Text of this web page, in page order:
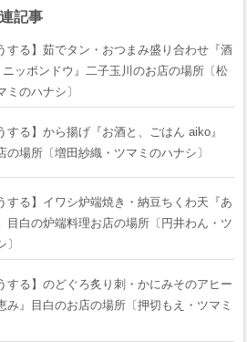
記事
する】茹でタン・おつまみ盛り合わせ『酒
ッポンドウ』二子玉川のお店の場所〔松
ミのハナシ〕
する】から揚げ『お酒と、ごはん aiko』
の場所〔増田紗織・ツマミのハナシ〕
する】イワシ炉端焼き・納豆ちくわ天『あ
目白の炉端料理お店の場所〔円井わん・ツ
する】のどぐろ炙り刺・かにみそのアヒー
み』目白のお店の場所〔押切もえ・ツマミ